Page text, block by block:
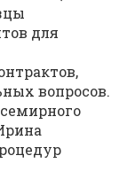
для
вопросов.